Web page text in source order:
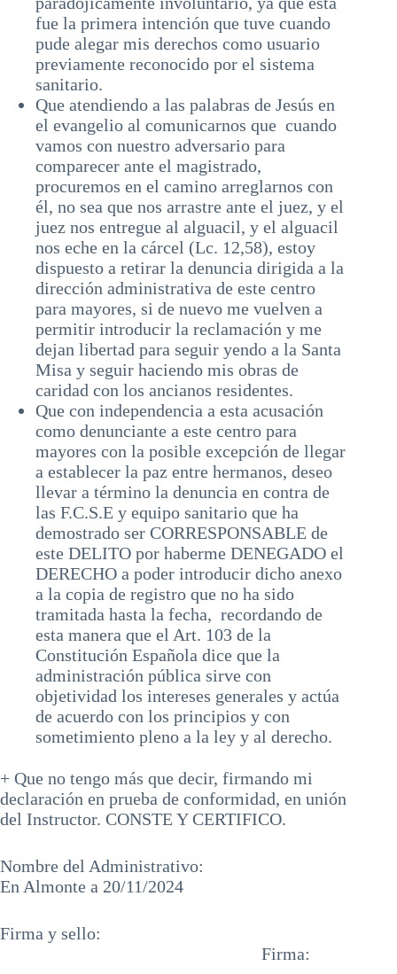
fue la primera intención que tuve cuando
pude alegar mis derechos como usuario
previamente reconocido por el sistema
sanitario.
Que atendiendo a las palabras de Jesús en
el evangelio al comunicarnos que cuando
vamos con nuestro adversario para
comparecer ante el magistrado,
procuremos en el camino arreglarnos con
él, no sea que nos arrastre ante el juez, y el
juez nos entregue al alguacil, y el alguacil
nos eche en la cárcel (Lc. 12,58), estoy
dispuesto a retirar la denuncia dirigida a la
dirección administrativa de este centro
para mayores, si de nuevo me vuelven a
permitir introducir la reclamación y me
dejan libertad para seguir yendo a la Santa
Misa y seguir haciendo mis obras de
caridad con los ancianos residentes.
Que con independencia a esta acusación
como denunciante a este centro para
mayores con la posible excepción de llegar
a establecer la paz entre hermanos, deseo
llevar a término la denuncia en contra de
las F.C.S.E y equipo sanitario que ha
demostrado ser CORRESPONSABLE de
este DELITO por haberme DENEGADO el
DERECHO a poder introducir dicho anexo
a la copia de registro que no ha sido
tramitada hasta la fecha, recordando de
esta manera que el Art. 103 de la
Constitución Española dice que la
administración pública sirve con
objetividad los intereses generales y actúa
de acuerdo con los principios y con
sometimiento pleno a la ley y al derecho.
+ Que no tengo más que decir, firmando mi
declaración en prueba de conformidad, en unión
del Instructor. CONSTE Y CERTIFICO.
Nombre del Administrativo:
En Almonte a 20/11/2024
Firma y sello:
Firma: